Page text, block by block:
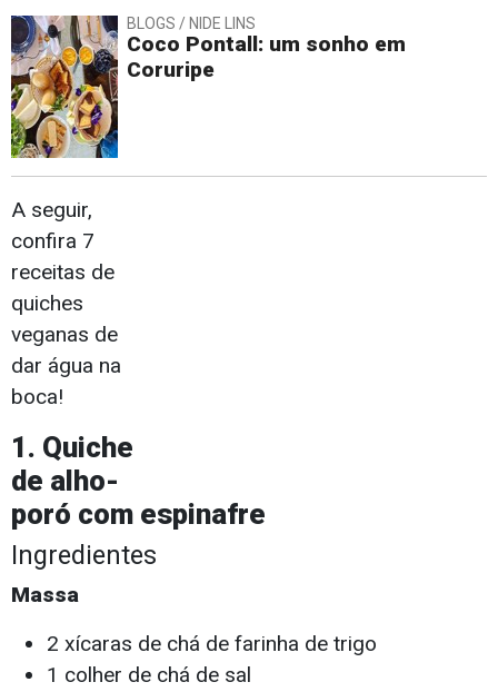
BLOGS / NIDE LINS
Coco Pontall: um sonho em
Coruripe
A seguir,
confira 7
receitas de
quiches
veganas de
dar água na
boca!
1. Quiche
de alho-
poró com espinafre
Ingredientes
Massa
2 xícaras de chá de farinha de trigo
1 colher de chá de sal